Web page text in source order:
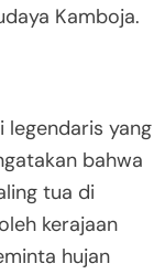
Kamboja.
legendaris yang
bahwa
tua di
kerajaan
hujan